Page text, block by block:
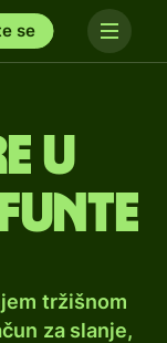
se
u
tržišnom
za slanje,